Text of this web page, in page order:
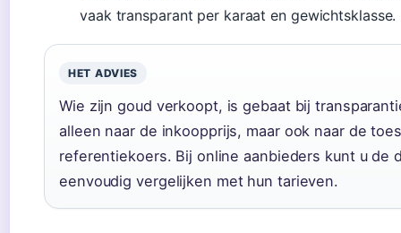
vaak transparant per karaat en gewichtsklasse.
HET ADVIES
Wie zijn goud verkoopt, is gebaat bij
alleen naar de inkoopprijs, maar ook naar de
referentiekoers. Bij online aanbieders kunt u de
eenvoudig vergelijken met hun tarieven.